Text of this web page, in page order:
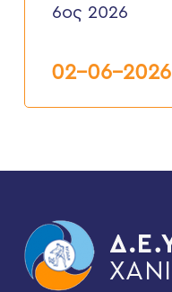
ΑΚΙΝΗΤΩΝ
2026
6ος 2026
02-06-2026